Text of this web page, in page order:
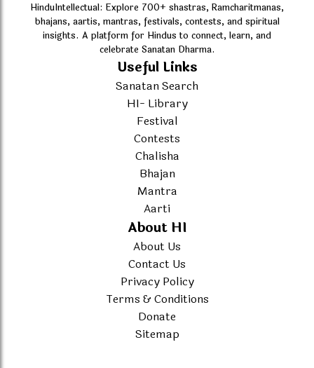
HinduIntellectual: Explore 700+ shastras, Ramcharitmanas,
bhajans, aartis, mantras, festivals, contests, and spiritual
insights. A platform for Hindus to connect, learn, and
celebrate Sanatan Dharma.
Useful Links
Sanatan Search
HI- Library
Festival
Contests
Chalisha
Bhajan
Mantra
Aarti
About HI
About Us
Contact Us
Privacy Policy
Terms & Conditions
Donate
Sitemap